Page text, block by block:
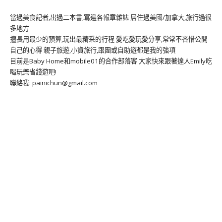
當過美食記者,出過二本書,寫遍各報章雜誌 居住過美國/加拿大,旅行過很
多地方
擅長用最少的預算,玩出最精采的行程 愛吃愛玩愛分享,常常不吝惜公開
自己的心得 親子旅遊,小資旅行,跟團或自助遊都是我的強項
目前是Baby Home和mobile01的合作部落客 大家快來跟著達人Emily吃
喝玩樂省錢遊吧!
聯絡我: painichun@gmail.com